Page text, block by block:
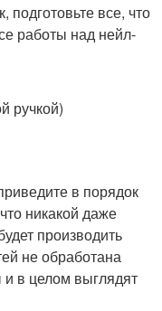
подготовьте все, что
работы над нейл-
ручкой)
в порядок
никакой даже
производить
не обработана
и в целом выглядят